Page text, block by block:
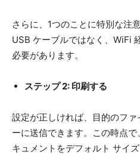
さらに、1つのことに特別な注
USB ケーブルではなく、WiFi
必要があります。
ステップ 2: 印刷する
設定が正しければ、目的のフ
ーに送信できます。この時点
キュメントをデフォルト サイ